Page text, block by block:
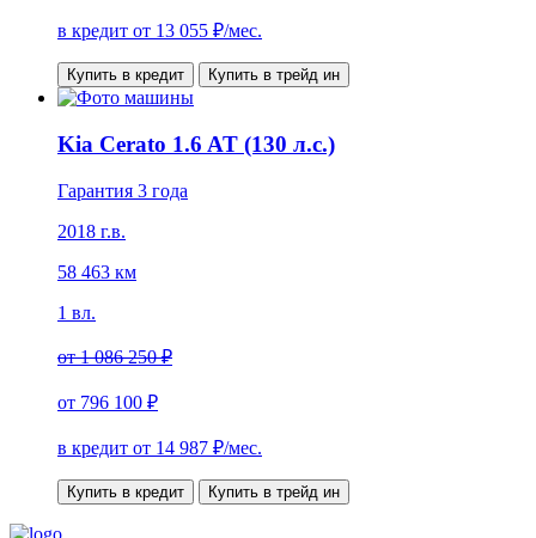
в кредит от 13 055 ₽/мес.
Купить в кредит Купить в трейд ин
Kia Cerato 1.6 AT (130 л.с.)
Гарантия 3 года
2018 г.в.
58 463 км
1 вл.
от1 086 250 ₽
от 796 100 ₽
в кредит от 14 987 ₽/мес.
Купить в кредит Купить в трейд ин